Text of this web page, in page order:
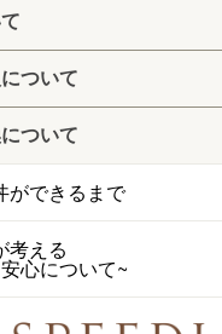
ついて
ついて
ができるまで
考える
心について~